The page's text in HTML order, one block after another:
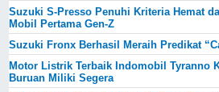
Suzuki S-Presso Penuhi Kriteria Hemat
Mobil Pertama Gen-Z
Suzuki Fronx Berhasil Meraih Predikat
Motor Listrik Terbaik Indomobil Tyranno
Buruan Miliki Segera